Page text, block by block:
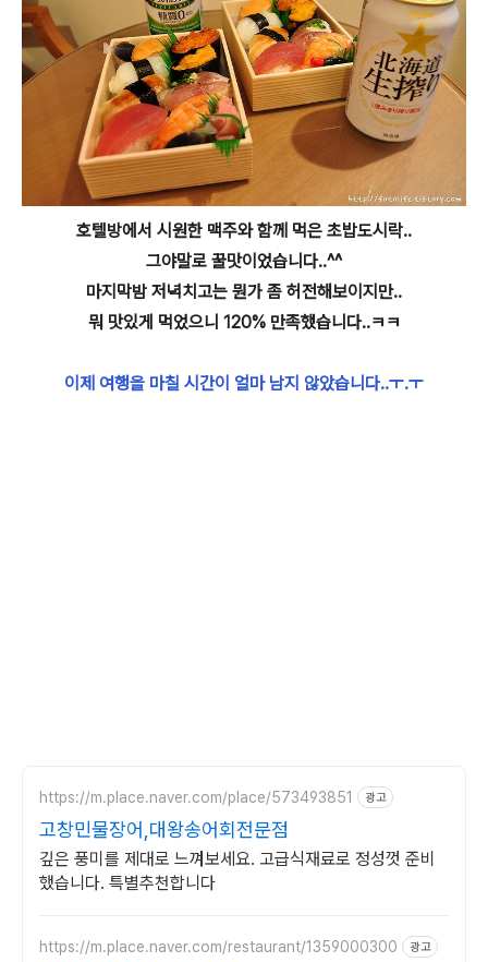
호텔방에서 시원한 맥주와 함께 먹은 초밥도시락..
그야말로 꿀맛이었습니다..^^
마지막밤 저녁치고는 뭔가 좀 허전해보이지만..
뭐 맛있게 먹었으니 120% 만족했습니다..ㅋㅋ
이제 여행을 마칠 시간이 얼마 남지 않았습니다..ㅜ.ㅜ
https://m.place.naver.com/place/573493851 광고
고창민물장어,대왕송어회전문점
깊은 풍미를 제대로 느껴보세요. 고급식재료로 정성껏 준비
했습니다. 특별추천합니다
https://m.place.naver.com/restaurant/1359000300 광고